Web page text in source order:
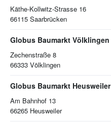
Käthe-Kollwitz-Strasse 16
66115 Saarbrücken
Globus Baumarkt Völklingen
Zechenstraße 8
66333 Völklingen
Globus Baumarkt Heusweiler
Am Bahnhof 13
66265 Heusweiler